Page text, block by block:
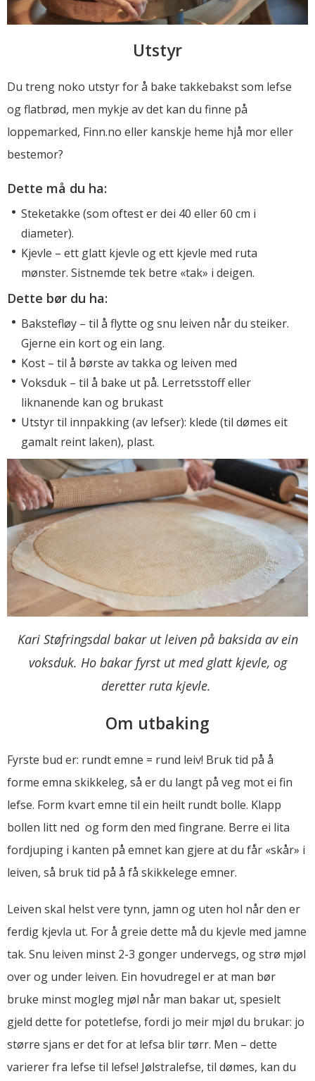
Utstyr
Du treng noko utstyr for å bake takkebakst som lefse
og flatbrød, men mykje av det kan du finne på
loppemarked, Finn.no eller kanskje heme hjå mor eller
bestemor?
Dette må du ha:
Steketakke (som oftest er dei 40 eller 60 cm i
diameter).
Kjevle – ett glatt kjevle og ett kjevle med ruta
mønster. Sistnemde tek betre «tak» i deigen.
Dette bør du ha:
Bakstefløy – til å flytte og snu leiven når du steiker.
Gjerne ein kort og ein lang.
Kost – til å børste av takka og leiven med
Voksduk – til å bake ut på. Lerretsstoff eller
liknanende kan og brukast
Utstyr til innpakking (av lefser): klede (til dømes eit
gamalt reint laken), plast.
Kari Støfringsdal bakar ut leiven på baksida av ein
voksduk. Ho bakar fyrst ut med glatt kjevle, og
deretter ruta kjevle.
Om utbaking
Fyrste bud er: rundt emne = rund leiv! Bruk tid på å
forme emna skikkeleg, så er du langt på veg mot ei fin
lefse. Form kvart emne til ein heilt rundt bolle. Klapp
bollen litt ned og form den med fingrane. Berre ei lita
fordjuping i kanten på emnet kan gjere at du får «skår» i
leiven, så bruk tid på å få skikkelege emner.
Leiven skal helst vere tynn, jamn og uten hol når den er
ferdig kjevla ut. For å greie dette må du kjevle med jamne
tak. Snu leiven minst 2-3 gonger undervegs, og strø mjøl
over og under leiven. Ein hovudregel er at man bør
bruke minst mogleg mjøl når man bakar ut, spesielt
gjeld dette for potetlefse, fordi jo meir mjøl du brukar: jo
større sjans er det for at lefsa blir tørr. Men – dette
varierer fra lefse til lefse! Jølstralefse, til dømes, kan du